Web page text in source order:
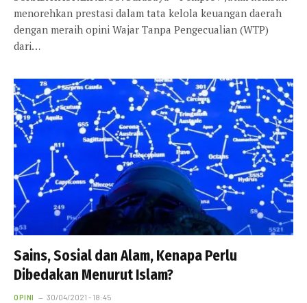
menorehkan prestasi dalam tata kelola keuangan daerah
dengan meraih opini Wajar Tanpa Pengecualian (WTP)
dari…
Sains, Sosial dan Alam, Kenapa Perlu
Dibedakan Menurut Islam?
OPINI 30/04/2021 - 18:45